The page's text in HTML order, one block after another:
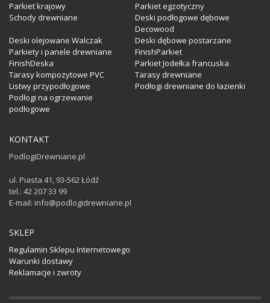
Parkiet krajowy
Parkiet egzotyczny
Schody drewniane
Deski podłogowe dębowe
Decowood
Deski olejowane Walczak
Deski dębowe postarzane
Parkiety i panele drewniane
FinishParkiet
FinishDeska
Parkiet Jodełka francuska
Tarasy kompozytowe PVC
Tarasy drewniane
Listwy przypodłogowe
Podłogi drewniane do łazienki
Podłogi na ogrzewanie
podłogowe
KONTAKT
PodlogiDrewniane.pl
ul. Piasta 41, 93-562 Łódź
tel.: 42 207 33 99
E-mail: info@podlogidrewniane.pl
SKLEP
Regulamin Sklepu Internetowego
Warunki dostawy
Reklamacje i zwroty